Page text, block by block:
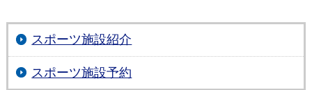
スポーツ施設紹介
スポーツ施設予約